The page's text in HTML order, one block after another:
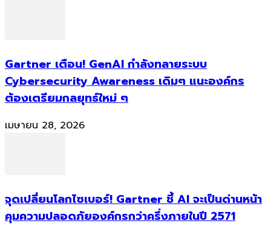
Gartner เตือน! GenAI กำลังทลายระบบ
Cybersecurity Awareness เดิมๆ แนะองค์กร
ต้องเตรียมกลยุทธ์ใหม่ ๆ
เมษายน 28, 2026
จุดเปลี่ยนโลกไซเบอร์! Gartner ชี้ AI จะเป็นด่านหน้า
คุมความปลอดภัยองค์กรกว่าครึ่งภายในปี 2571